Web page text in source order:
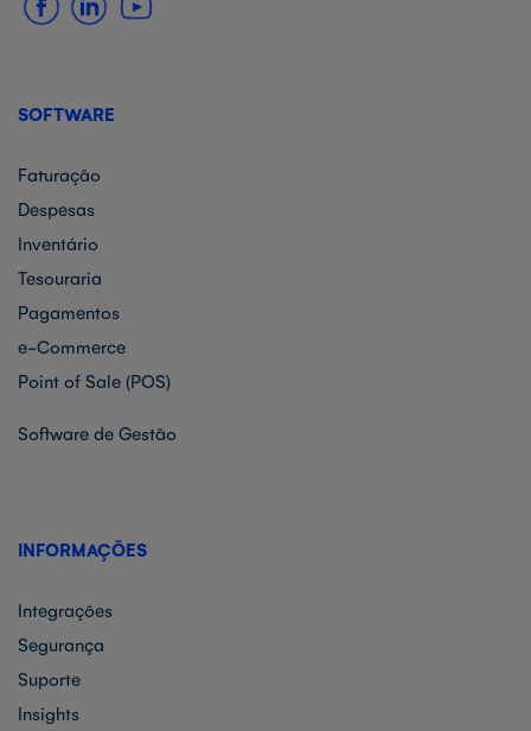
SOFTWARE
Faturação
Despesas
Inventário
Tesouraria
Pagamentos
e-Commerce
Point of Sale (POS)
Software de Gestão
INFORMAÇÕES
Integrações
Segurança
Suporte
Insights